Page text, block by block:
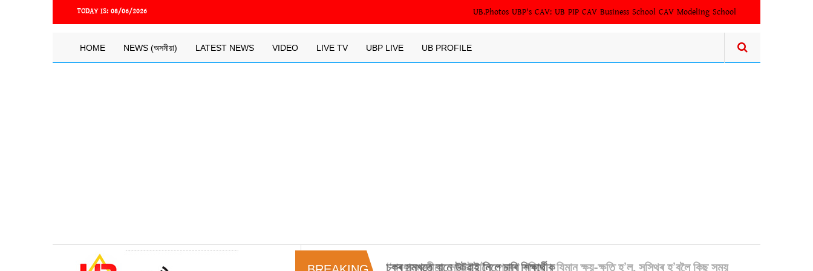
TODAY IS: 08/06/2026 UB.Photos UBP's CAV: UB PIP CAV Business School CAV Modeling School
Main
HOME NEWS (অসমীয়া) LATEST NEWS VIDEO LIVE TV UBP LIVE UB PROFILE
‘‘প্ৰধানমন্ত্ৰীয়ে মোক ইয়ালৈ প্ৰেৰণ কৰিছে। যিমান ক্ষয়-ক্ষতি হ’ল, সুস্থিৰ হ’বলৈ কিছু সময়